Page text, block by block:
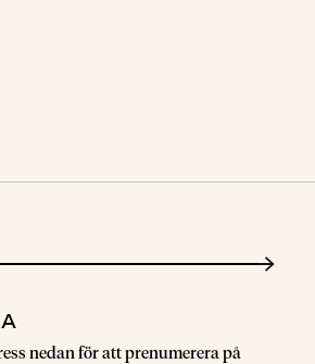
nedan för att prenumerera på